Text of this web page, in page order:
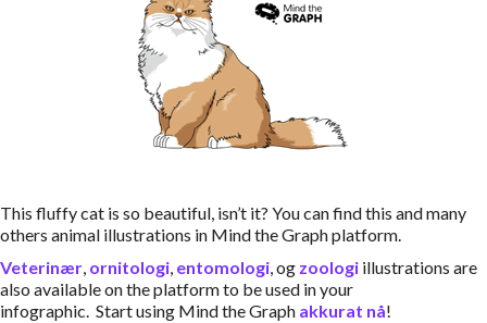
This fluffy cat is so beautiful, isn’t it? You can find this and many
others animal illustrations in Mind the Graph platform.
Veterinær, ornitologi, entomologi, og zoologi illustrations are
also available on the platform to be used in your
infographic. Start using Mind the Graph akkurat nå!